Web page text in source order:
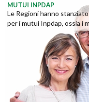
MUTUI INPDAP
Le Regioni hanno
per i mutui Inpdap, ossia i